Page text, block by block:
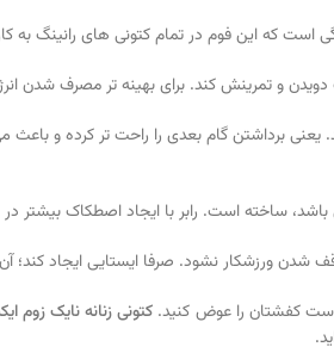
که این فوم در تمام کتونی های رانینگ به
و تمرینش کند. برای بهینه تر مصرف شدن
برداشتن گام بعدی را راحت تر کرده و
شدن ورزشکار نشود. صرفا ایستایی ایجاد کند؛
کفشتان را عوض کنید. کتونی زنانه نایک زوم